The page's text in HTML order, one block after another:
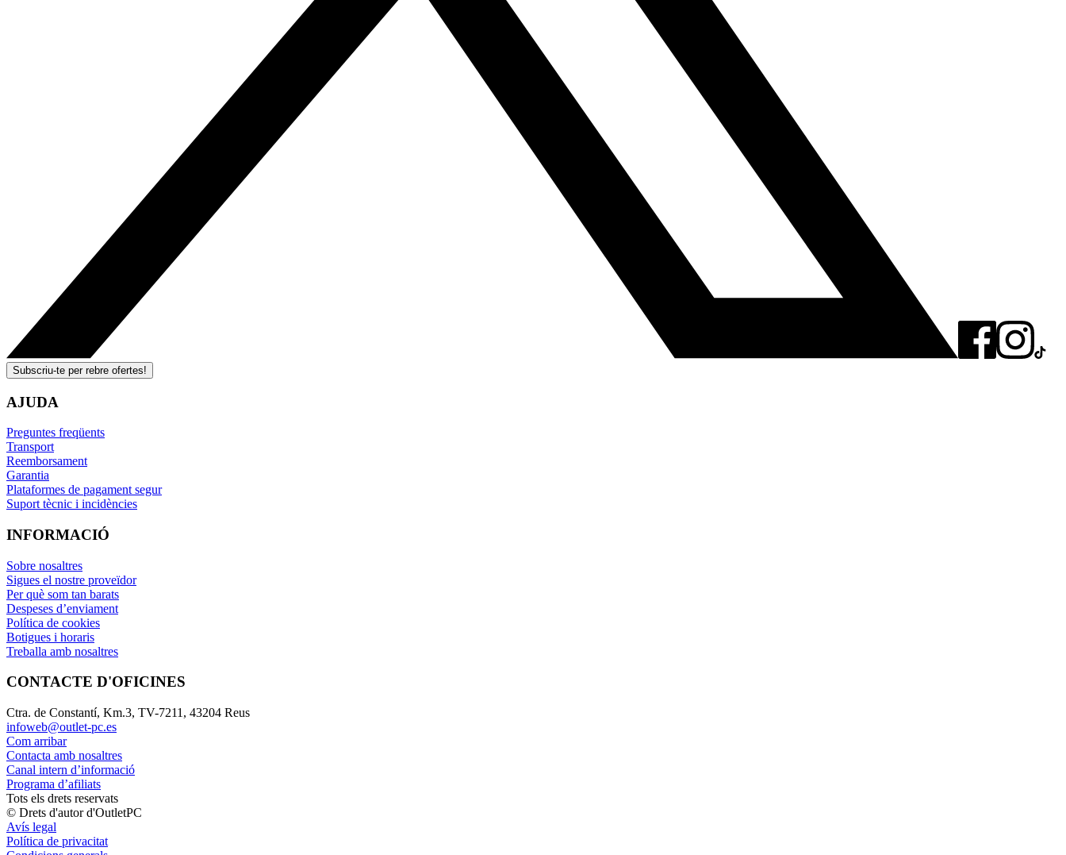
Subscriu-te per rebre ofertes!
AJUDA
Preguntes freqüents
Transport
Reemborsament
Garantia
Plataformes de pagament segur
Suport tècnic i incidències
INFORMACIÓ
Sobre nosaltres
Sigues el nostre proveïdor
Per què som tan barats
Despeses d’enviament
Política de cookies
Botigues i horaris
Treballa amb nosaltres
CONTACTE D'OFICINES
Ctra. de Constantí, Km.3, TV-7211, 43204 Reus
infoweb@outlet-pc.es
Com arribar
Contacta amb nosaltres
Canal intern d’informació
Programa d’afiliats
Tots els drets reservats
© Drets d'autor d'OutletPC
Avís legal
Política de privacitat